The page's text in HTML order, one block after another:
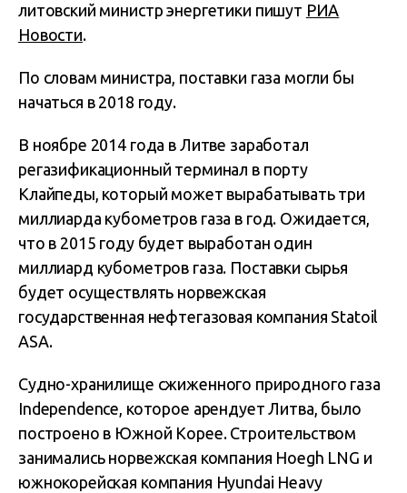
литовский министр энергетики пишут РИА
Новости.
По словам министра, поставки газа могли бы
начаться в 2018 году.
В ноябре 2014 года в Литве заработал
регазификационный терминал в порту
Клайпеды, который может вырабатывать три
миллиарда кубометров газа в год. Ожидается,
что в 2015 году будет выработан один
миллиард кубометров газа. Поставки сырья
будет осуществлять норвежская
государственная нефтегазовая компания Statoil
ASA.
Судно-хранилище сжиженного природного газа
Independence, которое арендует Литва, было
построено в Южной Корее. Строительством
занимались норвежская компания Hoegh LNG и
южнокорейская компания Hyundai Heavy